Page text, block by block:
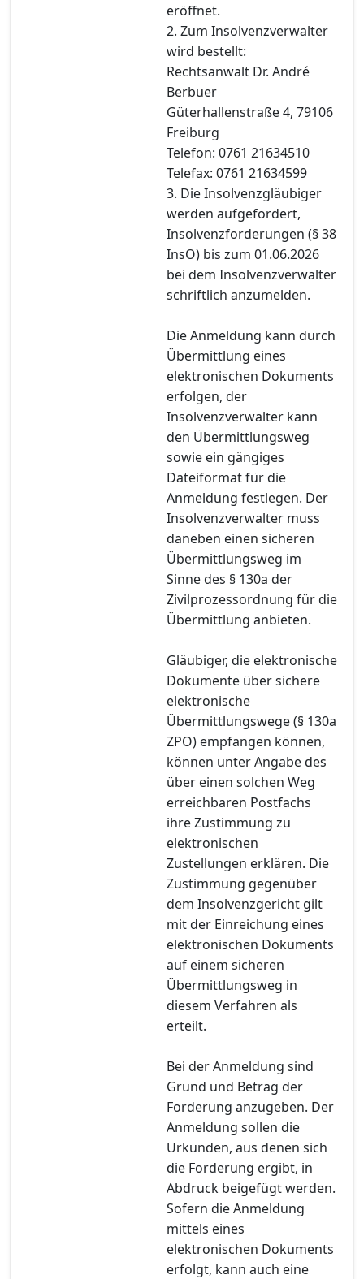
eröffnet.
2. Zum Insolvenzverwalter
wird bestellt:
Rechtsanwalt Dr. André
Berbuer
Güterhallenstraße 4, 79106
Freiburg
Telefon: 0761 21634510
Telefax: 0761 21634599
3. Die Insolvenzgläubiger
werden aufgefordert,
Insolvenzforderungen (§ 38
InsO) bis zum 01.06.2026
bei dem Insolvenzverwalter
schriftlich anzumelden.
Die Anmeldung kann durch
Übermittlung eines
elektronischen Dokuments
erfolgen, der
Insolvenzverwalter kann
den Übermittlungsweg
sowie ein gängiges
Dateiformat für die
Anmeldung festlegen. Der
Insolvenzverwalter muss
daneben einen sicheren
Übermittlungsweg im
Sinne des § 130a der
Zivilprozessordnung für die
Übermittlung anbieten.
Gläubiger, die elektronische
Dokumente über sichere
elektronische
Übermittlungswege (§ 130a
ZPO) empfangen können,
können unter Angabe des
über einen solchen Weg
erreichbaren Postfachs
ihre Zustimmung zu
elektronischen
Zustellungen erklären. Die
Zustimmung gegenüber
dem Insolvenzgericht gilt
mit der Einreichung eines
elektronischen Dokuments
auf einem sicheren
Übermittlungsweg in
diesem Verfahren als
erteilt.
Bei der Anmeldung sind
Grund und Betrag der
Forderung anzugeben. Der
Anmeldung sollen die
Urkunden, aus denen sich
die Forderung ergibt, in
Abdruck beigefügt werden.
Sofern die Anmeldung
mittels eines
elektronischen Dokuments
erfolgt, kann auch eine